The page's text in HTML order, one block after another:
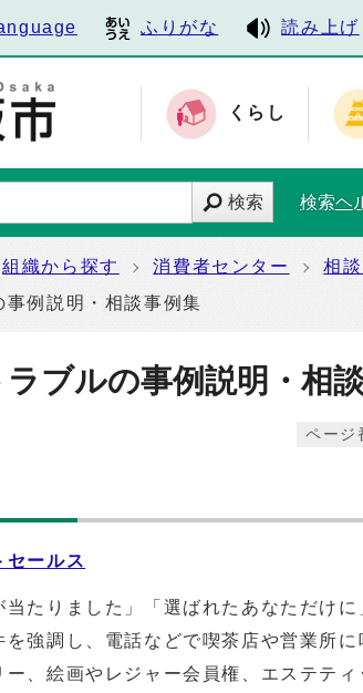
ふりがな 読み上げ
くらし
検索 検索ヘ
組織から探す 消費者センター 相
事例説明・相談事例集
ブルの事例説明・相
ページ
セールス
たりました」「選ばれたあなただけに
を強調し、電話などで喫茶店や営業所
、絵画やレジャー会員権、エステティ